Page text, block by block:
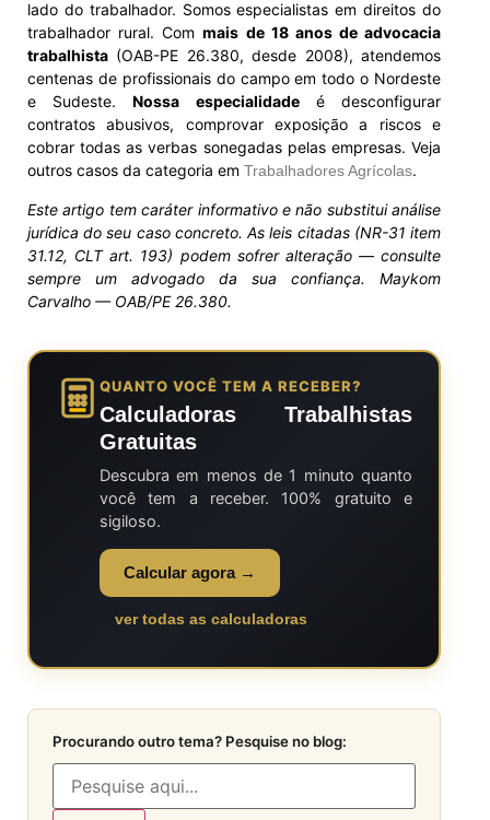
lado do trabalhador. Somos especialistas em direitos do
trabalhador rural. Commais de 18 anos de advocacia
trabalhista (OAB-PE 26.380, desde 2008), atendemos
centenas de profissionais do campo em todo o Nordeste
e Sudeste.Nossa especialidadeé desconfigurar
contratos abusivos, comprovar exposição a riscos e
cobrar todas as verbas sonegadas pelas empresas. Veja
outros casos da categoria em Trabalhadores Agrícolas.
Este artigo tem caráter informativo e não substitui análise
jurídica do seu caso concreto. As leis citadas (NR-31 item
31.12, CLT art. 193) podem sofrer alteração — consulte
sempre um advogado da sua confiança. Maykom
Carvalho — OAB/PE 26.380.
QUANTO VOCÊ TEM A RECEBER?
Calculadoras Trabalhistas
Gratuitas
Descubra em menos de 1 minuto quanto
você tem a receber. 100% gratuito e
sigiloso.
Calcular agora →
ver todas as calculadoras
Procurando outro tema? Pesquise no blog: